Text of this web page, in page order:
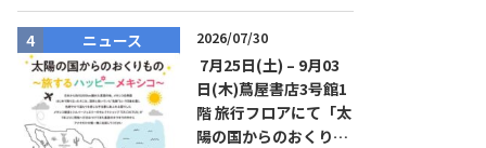
無料！
ニュース 2026/07/30
7月25日(土) – 9月03
日(木)蔦屋書店3号館1
階 旅行フロアにて「太
陽の国からのおくりも